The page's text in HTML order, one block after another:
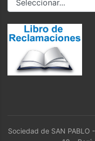
Sociedad de SAN PABLO